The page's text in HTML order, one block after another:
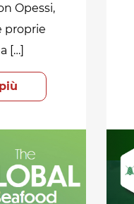
Opessi,
proprie
[…]